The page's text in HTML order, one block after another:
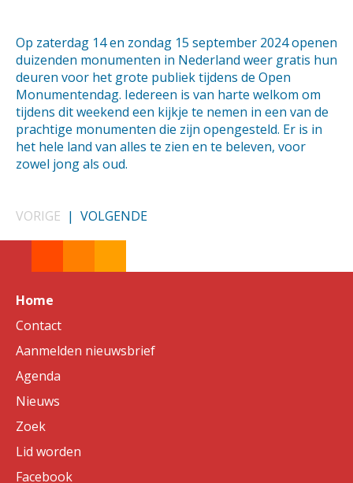
Op zaterdag 14 en zondag 15 september 2024 openen
duizenden monumenten in Nederland weer gratis hun
deuren voor het grote publiek tijdens de Open
Monumentendag. Iedereen is van harte welkom om
tijdens dit weekend een kijkje te nemen in een van de
prachtige monumenten die zijn opengesteld. Er is in
het hele land van alles te zien en te beleven, voor
zowel jong als oud.
VORIGE | VOLGENDE
Home
Contact
Aanmelden nieuwsbrief
Agenda
Nieuws
Zoek
Lid worden
Facebook